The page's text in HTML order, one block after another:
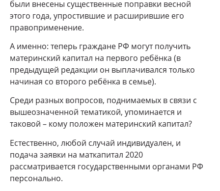
были внесены существенные поправки весной
этого года, упростившие и расширившие его
правоприменение.
А именно: теперь граждане РФ могут получить
материнский капитал на первого ребёнка (в
предыдущей редакции он выплачивался только
начиная со второго ребёнка в семье).
Среди разных вопросов, поднимаемых в связи с
вышеозначенной тематикой, упоминается и
таковой – кому положен материнский капитал?
Естественно, любой случай индивидуален, и
подача заявки на маткапитал 2020
рассматривается государственными органами РФ
персонально.